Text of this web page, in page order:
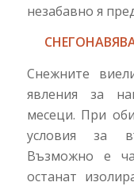
незабавно я
Снежните
явления за
месеци. При
условия за
Възможно е
останат